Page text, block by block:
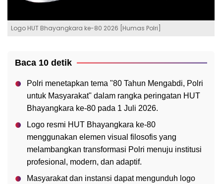
Logo HUT Bhayangkara ke-80 2026 [Humas Polri]
Baca 10 detik
Polri menetapkan tema "80 Tahun Mengabdi, Polri
untuk Masyarakat" dalam rangka peringatan HUT
Bhayangkara ke-80 pada 1 Juli 2026.
Logo resmi HUT Bhayangkara ke-80
menggunakan elemen visual filosofis yang
melambangkan transformasi Polri menuju institusi
profesional, modern, dan adaptif.
Masyarakat dan instansi dapat mengunduh logo